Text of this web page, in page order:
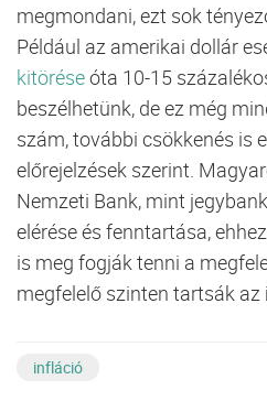
megmondani, ezt sok
Például az amerikai dollár
kitöréseóta 10-15
beszélhetünk, de ez még
szám, további csökkenés is
előrejelzések szerint.
Nemzeti Bank, mint
elérése és fenntartása,
is meg fogják tenni a
megfelelő szinten tartsák az
infláció